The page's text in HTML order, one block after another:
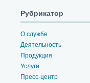
Рубрикатор
О службе
Деятельность
Продукция
Услуги
Пресс-центр